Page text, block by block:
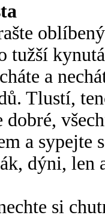
tužší
a
Tlustí,
a
dýni, len
si